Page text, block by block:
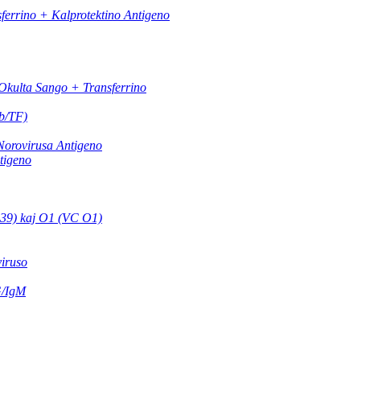
+ Kalprotektino Antigeno
Sango + Transferrino
TF)
Antigeno
kaj O1 (VC O1)
IgM